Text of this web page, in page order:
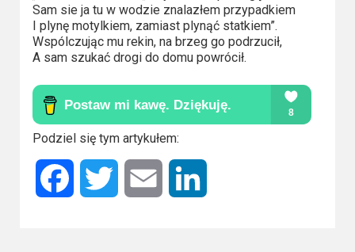
Sam sie ja tu w wodzie znalazłem przypadkiem
I plynę motylkiem, zamiast plynąć statkiem”.
Wspólczując mu rekin, na brzeg go podrzucił,
A sam szukać drogi do domu powrócił.
Podziel się tym artykułem:
Facebook Twitter Email